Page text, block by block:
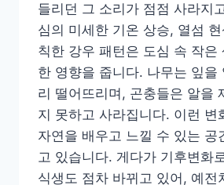
들리던 그 소리가 점점 사라지
심의 미세한 기온 상승, 열섬
칙한 강우 패턴은 도심 속 작은
한 영향을 줍니다. 나무는 잎을
리 떨어뜨리며, 곤충들은 알을
지 못하고 사라집니다. 이런 변
자연을 배우고 느낄 수 있는 공
고 있습니다. 게다가 기후변화
식생도 점차 바뀌고 있어, 예전